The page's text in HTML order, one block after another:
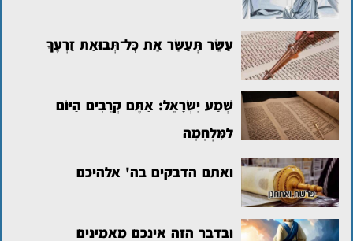
עַשֵּׂר תְּעַשֵּׂר אֵת כׇּל־תְּבוּאַת זַרְעֶךָ
שְׁמַע יִשְׂרָאֵל: אַתֶּם קְרֵבִים הַיּוֹם
לַמִּלְחָמָה
ואתם הדבקים בה' אלהיכם
ובדבר הזה אינכם מאמינים